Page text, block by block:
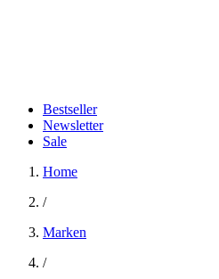
Bestseller
Newsletter
Sale
Home
/
Marken
/